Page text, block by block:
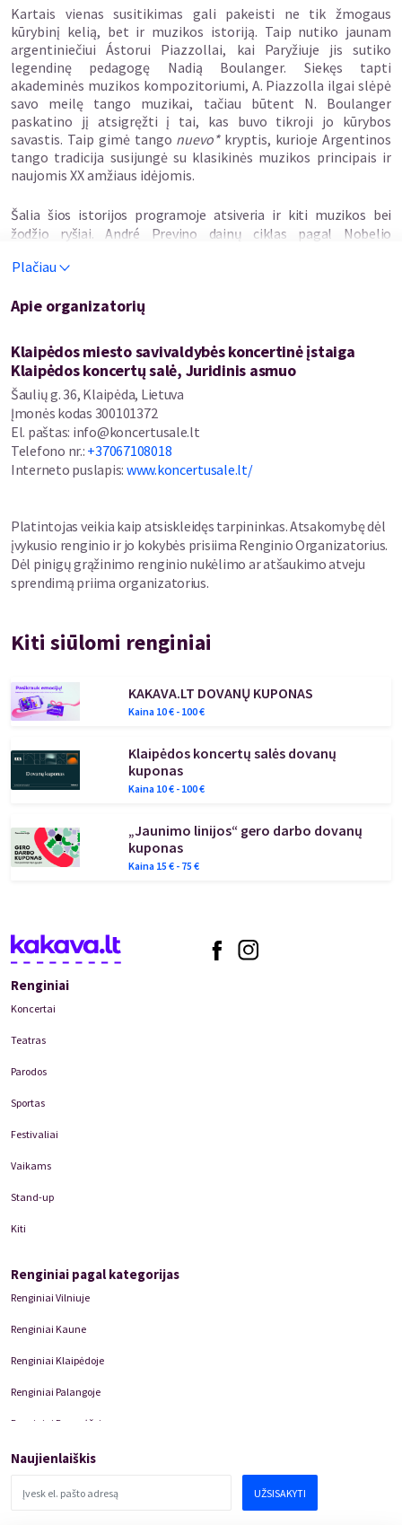
Kartais vienas susitikimas gali pakeisti ne tik žmogaus
kūrybinį kelią, bet ir muzikos istoriją. Taip nutiko jaunam
argentiniečiui Ástorui Piazzollai, kai Paryžiuje jis sutiko
legendinę pedagogę Nadią Boulanger. Siekęs tapti
akademinės muzikos kompozitoriumi, A. Piazzolla ilgai slėpė
savo meilę tango muzikai, tačiau būtent N. Boulanger
paskatino jį atsigręžti į tai, kas buvo tikroji jo kūrybos
savastis. Taip gimė tango nuevo*kryptis, kurioje Argentinos
tango tradicija susijungė su klasikinės muzikos principais ir
naujomis XX amžiaus idėjomis.
Šalia šios istorijos programoje atsiveria ir kiti muzikos bei
žodžio ryšiai. André Previno dainų ciklas pagal Nobelio
kompozitoriaus, pianisto ir dirigento gebėjimą jautriai perteikti
pratęs prancūzų kamerinės muzikos tradiciją, kurioje svarbi
jautrumas.
Šią programą pristato trys ryškūs Lietuvos muzikai – sopranas
Asta Krikščiūnaitė, violončelininkas Gleb Pyšniak ir pianistė
Milda Umbrusevičiūtė. Skirtingų kartų atlikėjus jungia ilgametė
sceninė patirtis, dėmesys kamerinės muzikos niuansams ir
gebėjimas kurti artimą ryšį su klausytoju.
progresyvus judėjimas, atsiradęs 1980-aisiais. Jis iš esmės
pakeitė tradicinį argentinietišką tango, įtraukdamas
šiuolaikinio šokio principus, džiazą ir klasikinę muziką.
Plačiau
Apie organizatorių
Klaipėdos miesto savivaldybės koncertinė įstaiga
Klaipėdos koncertų salė, Juridinis asmuo
Šaulių g. 36, Klaipėda, Lietuva
Įmonės kodas 300101372
El. paštas: info@koncertusale.lt
Telefono nr.: +37067108018
Interneto puslapis: www.koncertusale.lt/
Platintojas veikia kaip atsiskleidęs tarpininkas. Atsakomybę dėl
įvykusio renginio ir jo kokybės prisiima Renginio Organizatorius.
Dėl pinigų grąžinimo renginio nukėlimo ar atšaukimo atveju
sprendimą priima organizatorius.
Kiti siūlomi renginiai
KAKAVA.LT DOVANŲ KUPONAS
Kaina 10€ - 100€
Klaipėdos koncertų salės dovanų
kuponas
Kaina 10€ - 100€
„Jaunimo linijos“ gero darbo dovanų
kuponas
Kaina 15 € - 75 €
Renginiai
Koncertai
Teatras
Parodos
Sportas
Festivaliai
Vaikams
Stand-up
Kiti
Renginiai pagal kategorijas
Renginiai Vilniuje
Renginiai Kaune
Renginiai Klaipėdoje
Renginiai Palangoje
Renginiai Panevėžyje
Domino Teatro Spektakliai
Naujienlaiškis
UŽSISAKYTI